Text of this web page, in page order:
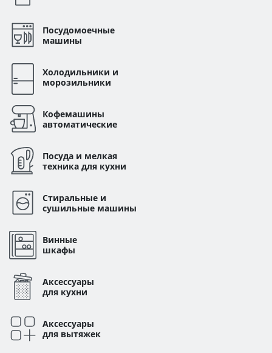
Посудомоечные
машины
Холодильники и
морозильники
Стиральные и
сушильные машины
Винные
шкафы
Кофемашины
автоматические
Посуда и мелкая
техника для кухни
Аксессуары
для кухни
Аксессуары
для вытяжек